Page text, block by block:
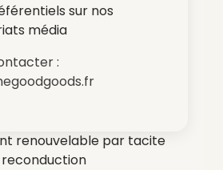
sur nos
média
:
renouvelable par tacite
reconduction